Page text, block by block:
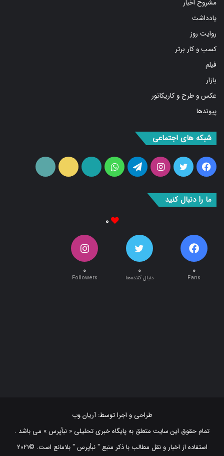
یادداشت
روایت روز
کسب و کار برتر
فیلم
بازار
عکس و طرح و کاریکاتور
پیوندها
فیس
بوک
توییتراینستاگرامتلگرامواتس
آپ
آپارات ایتا
تمام حقوق این سایت متعلق به پایگاه خبری تحلیلی « نبأپرس » می باشد .
استفاده از اخبار و نقل مطالب با ذکر منبع "‌ نبأپرس " بلامانع است. ©2021
NabaaPress News Agency (www.nabaapress.ir). All rights reserved